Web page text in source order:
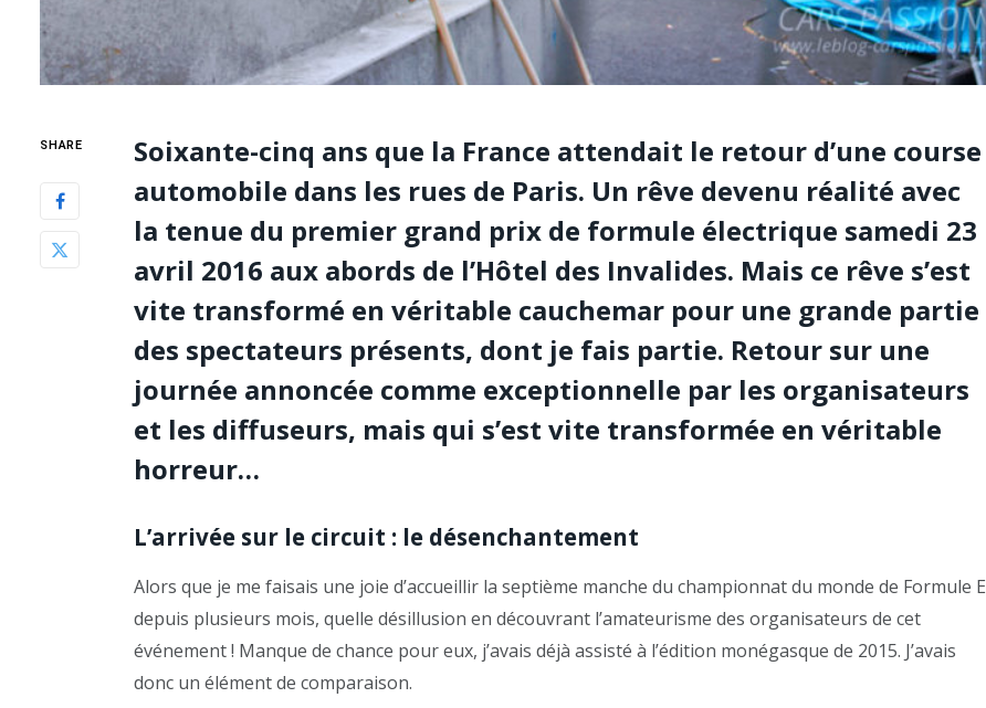
SHARE
Soixante-cinq ans que la France attendait le retour d’une course
automobile dans les rues de Paris. Un rêve devenu réalité avec
la tenue du premier grand prix de formule électrique samedi 23
avril 2016 aux abords de l’Hôtel des Invalides. Mais ce rêve s’est
vite transformé en véritable cauchemar pour une grande partie
des spectateurs présents, dont je fais partie. Retour sur une
journée annoncée comme exceptionnelle par les organisateurs
et les diffuseurs, mais qui s’est vite transformée en véritable
horreur…
L’arrivée sur le circuit : le désenchantement
Alors que je me faisais une joie d’accueillir la septième manche du championnat du monde de Formule E
depuis plusieurs mois, quelle désillusion en découvrant l’amateurisme des organisateurs de cet
événement ! Manque de chance pour eux, j’avais déjà assisté à l’édition monégasque de 2015. J’avais
donc un élément de comparaison.